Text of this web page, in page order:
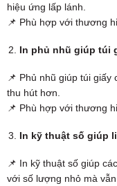
hiệu ứng lấp lánh.
📌 Phù hợp với thương
In phủ nhũ giúp túi
📌 Phủ nhũ giúp túi
thu hút hơn.
📌 Phù hợp với thương
In kỹ thuật số giúp
📌 In kỹ thuật số giúp
với số lượng nhỏ mà